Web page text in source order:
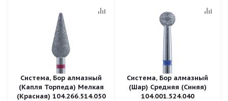
Система, Бор алмазный
(Капля Торпеда) Мелкая
(Красная) 104.266.514.050
Система, Бор алмазный
(Шар) Средняя (Синяя)
104.001.524.040